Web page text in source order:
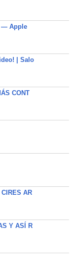
— Apple
| Salo
CONT
AR
Y ASÍ R